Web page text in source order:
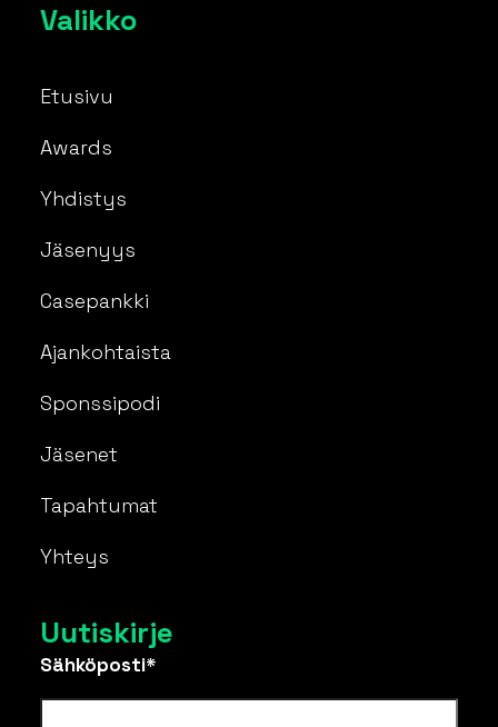
Valikko
Etusivu
Awards
Yhdistys
Jäsenyys
Casepankki
Ajankohtaista
Sponssipodi
Jäsenet
Tapahtumat
Yhteys
Uutiskirje
Sähköposti*